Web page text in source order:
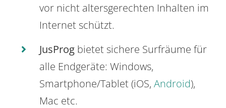
vor nicht altersgerechten Inhalten im
Internet schützt.
JusProg bietet sichere Surfräume für
alle Endgeräte: Windows,
Smartphone/Tablet (iOS, Android),
Mac etc.